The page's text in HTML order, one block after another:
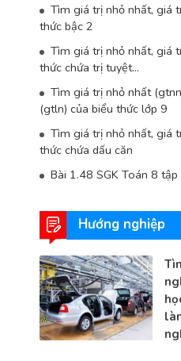
Tìm giá trị nhỏ nhất, giá
thức bậc 2
Tìm giá trị nhỏ nhất, giá
thức chứa trị tuyệt...
Tìm giá trị nhỏ nhất
(gtln) của biểu thức lớp 9
Tìm giá trị nhỏ nhất, giá
thức chứa dấu căn
Bài 1.48 SGK Toán 8
Hướng nghiệp